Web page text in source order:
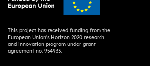
This project has received funding from the
European Union’s Horizon 2020 research
and innovation program under grant
agreement no. 954933.